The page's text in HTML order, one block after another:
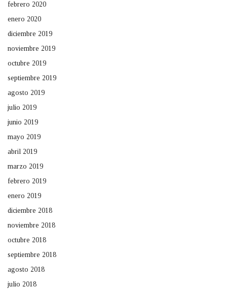
febrero 2020
enero 2020
diciembre 2019
noviembre 2019
octubre 2019
septiembre 2019
agosto 2019
julio 2019
junio 2019
mayo 2019
abril 2019
marzo 2019
febrero 2019
enero 2019
diciembre 2018
noviembre 2018
octubre 2018
septiembre 2018
agosto 2018
julio 2018